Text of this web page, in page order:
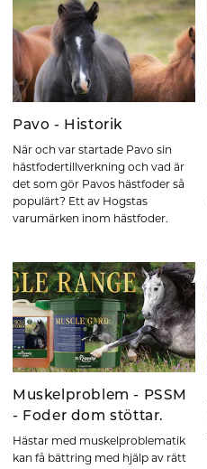
Pavo - Historik
När och var startade Pavo sin
hästfodertillverkning och vad är
det som gör Pavos hästfoder så
populärt? Ett av Hogstas
varumärken inom hästfoder.
Muskelproblem - PSSM
- Foder dom stöttar.
Hästar med muskelproblematik
kan få bättring med hjälp av rätt